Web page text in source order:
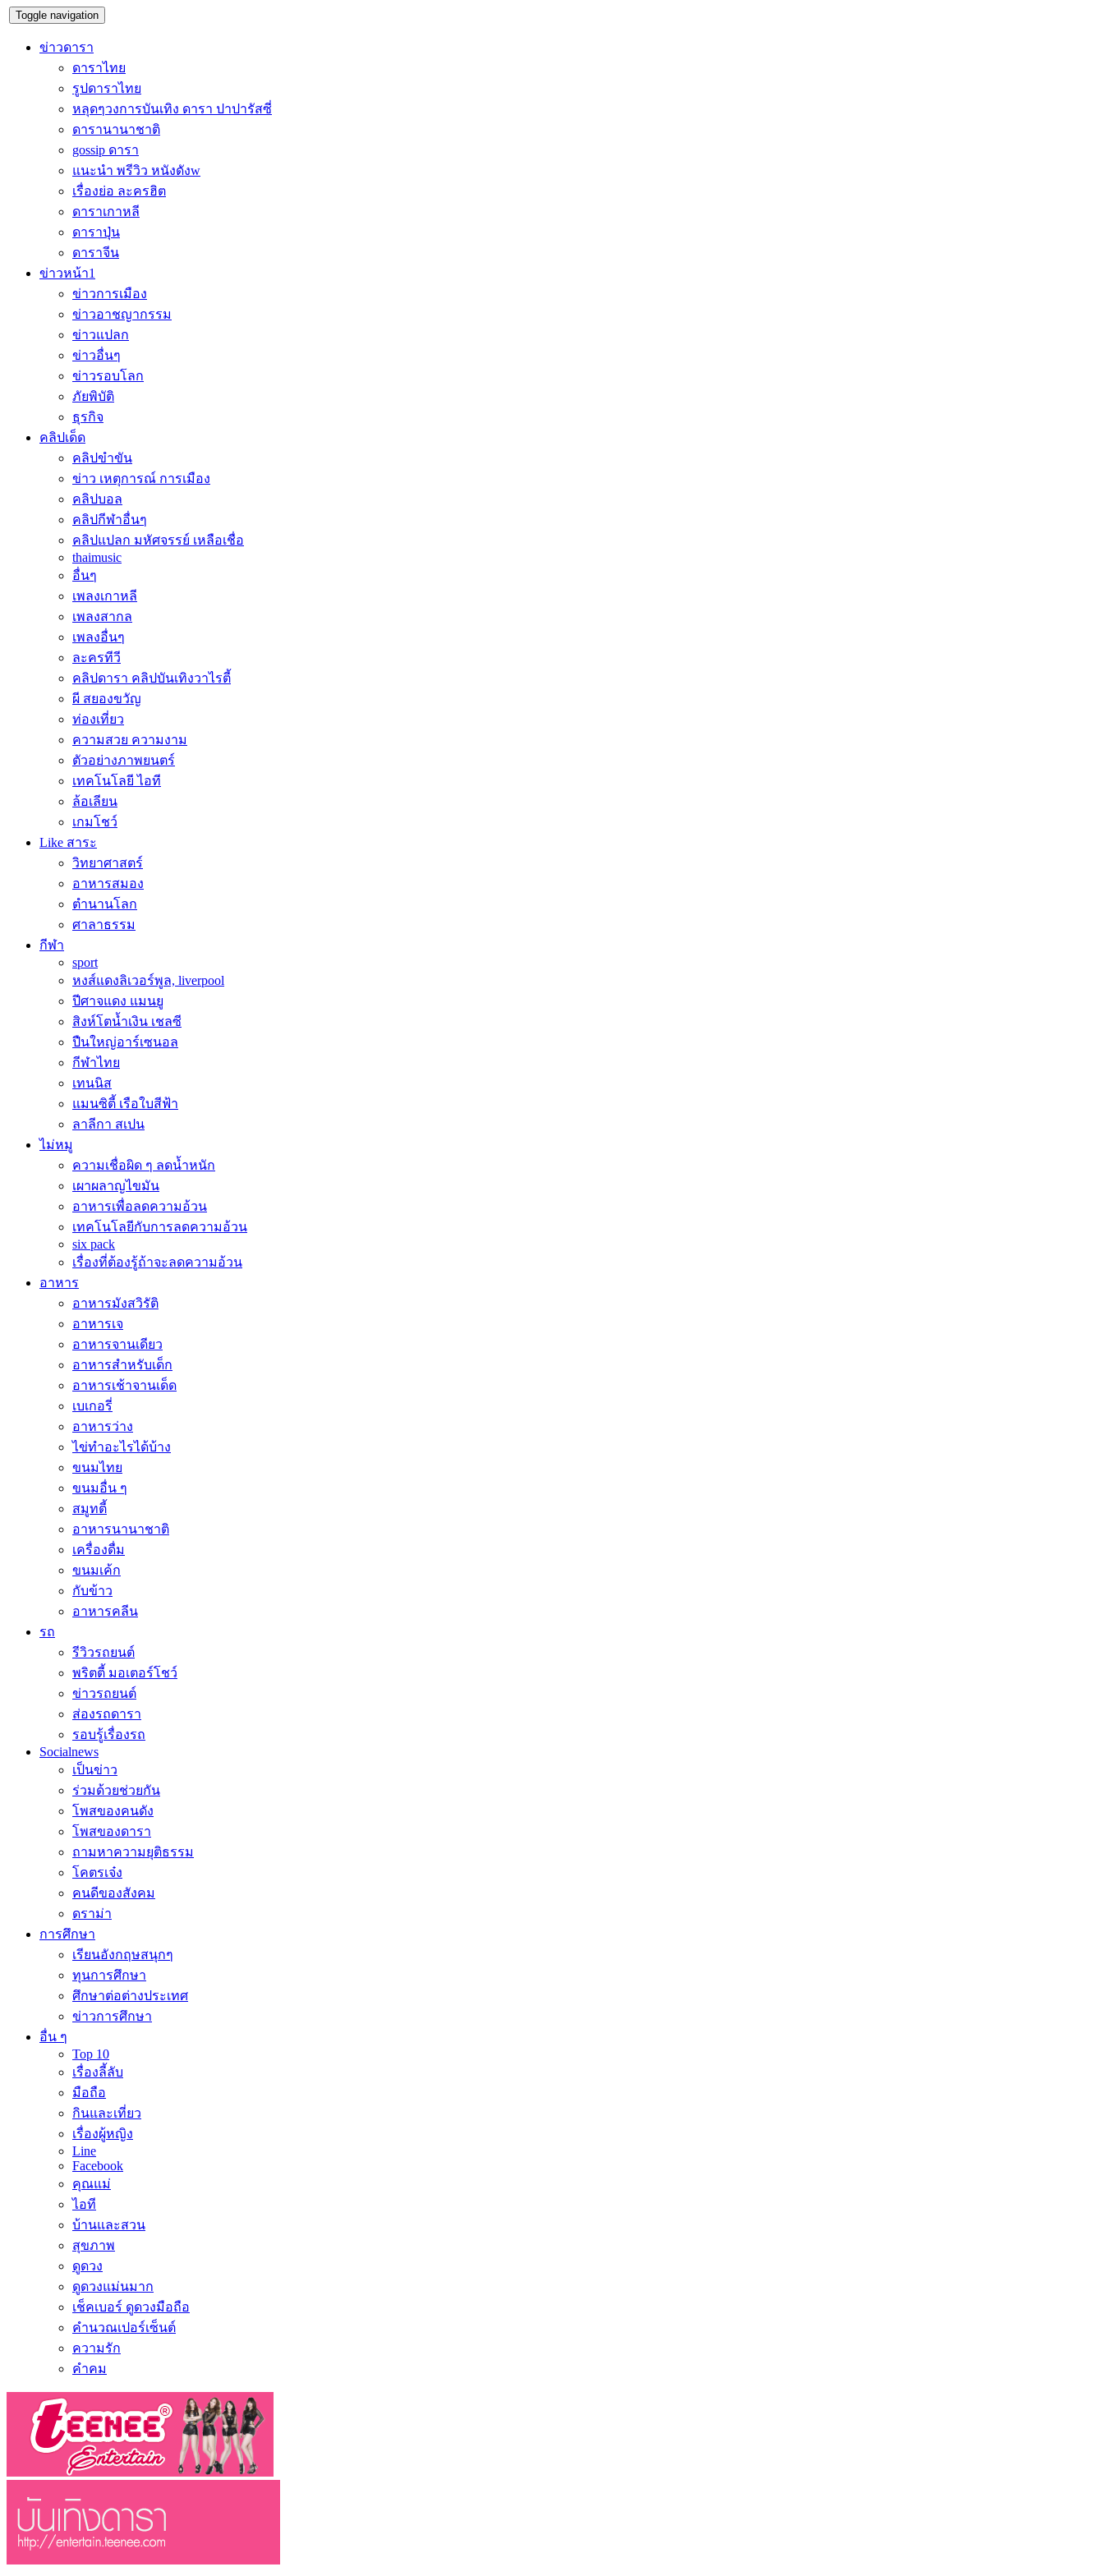
Toggle navigation
ข่าวดารา
ดาราไทย
รูปดาราไทย
หลุดๆวงการบันเทิง ดารา ปาปารัสซี่
ดารานานาชาติ
gossip ดารา
แนะนำ พรีวิว หนังดังw
เรื่องย่อ ละครฮิต
ดาราเกาหลี
ดาราปุ่น
ดาราจีน
ข่าวหน้า1
ข่าวการเมือง
ข่าวอาชญากรรม
ข่าวแปลก
ข่าวอื่นๆ
ข่าวรอบโลก
ภัยพิบัติ
ธุรกิจ
คลิปเด็ด
คลิปขำขัน
ข่าว เหตุการณ์ การเมือง
คลิปบอล
คลิปกีฬาอื่นๆ
คลิปแปลก มหัศจรรย์ เหลือเชื่อ
thaimusic
อื่นๆ
เพลงเกาหลี
เพลงสากล
เพลงอื่นๆ
ละครทีวี
คลิปดารา คลิปบันเทิงวาไรตี้
ผี สยองขวัญ
ท่องเที่ยว
ความสวย ความงาม
ตัวอย่างภาพยนตร์
เทคโนโลยี ไอที
ล้อเลียน
เกมโชว์
Like สาระ
วิทยาศาสตร์
อาหารสมอง
ตำนานโลก
ศาลาธรรม
กีฬา
sport
หงส์แดงลิเวอร์พูล, liverpool
ปีศาจแดง แมนยู
สิงห์โตน้ำเงิน เชลซี
ปืนใหญ่อาร์เซนอล
กีฬาไทย
เทนนิส
แมนซิตี้ เรือใบสีฟ้า
ลาลีกา สเปน
ไม่หมู
ความเชื่อผิด ๆ ลดน้ำหนัก
เผาผลาญไขมัน
อาหารเพื่อลดความอ้วน
เทคโนโลยีกับการลดความอ้วน
six pack
เรื่องที่ต้องรู้ถ้าจะลดความอ้วน
อาหาร
อาหารมังสวิรัติ
อาหารเจ
อาหารจานเดียว
อาหารสำหรับเด็ก
อาหารเช้าจานเด็ด
เบเกอรี่
อาหารว่าง
ไข่ทำอะไรได้บ้าง
ขนมไทย
ขนมอื่น ๆ
สมูทตี้
อาหารนานาชาติ
เครื่องดื่ม
ขนมเค้ก
กับข้าว
อาหารคลีน
รถ
รีวิวรถยนต์
พริตตี้ มอเตอร์โชว์
ข่าวรถยนต์
ส่องรถดารา
รอบรู้เรื่องรถ
Socialnews
เป็นข่าว
ร่วมด้วยช่วยกัน
โพสของคนดัง
โพสของดารา
ถามหาความยุติธรรม
โคตรเจ๋ง
คนดีของสังคม
ดราม่า
การศึกษา
เรียนอังกฤษสนุกๆ
ทุนการศึกษา
ศึกษาต่อต่างประเทศ
ข่าวการศึกษา
อื่น ๆ
Top 10
เรื่องลี้ลับ
มือถือ
กินและเที่ยว
เรื่องผู้หญิง
Line
Facebook
คุณแม่
ไอที
บ้านและสวน
สุขภาพ
ดูดวง
ดูดวงแม่นมาก
เช็คเบอร์ ดูดวงมือถือ
คำนวณเปอร์เซ็นต์
ความรัก
คำคม